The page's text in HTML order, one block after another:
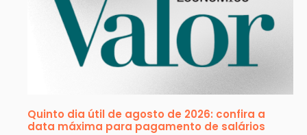
Quinto dia útil de agosto de 2026: confira a
data máxima para pagamento de salários